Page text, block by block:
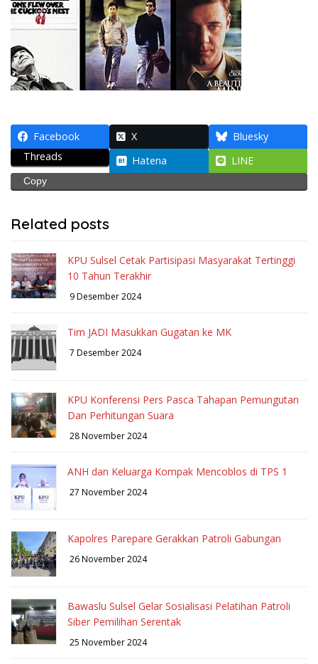
Facebook X
Bluesky
Threads
Hatena LINE
Copy
Related posts
KPU Sulsel Cetak Partisipasi Masyarakat Tertinggi
10 Tahun Terakhir
9 Desember 2024
Tim JADI Masukkan Gugatan ke MK
7 Desember 2024
KPU Konferensi Pers Pasca Tahapan Pemungutan
Dan Perhitungan Suara
28 November 2024
ANH dan Keluarga Kompak Mencoblos di TPS 1
27 November 2024
Kapolres Parepare Gerakkan Patroli Gabungan
26 November 2024
Bawaslu Sulsel Gelar Sosialisasi Pelatihan Patroli
Siber Pemilihan Serentak
25 November 2024